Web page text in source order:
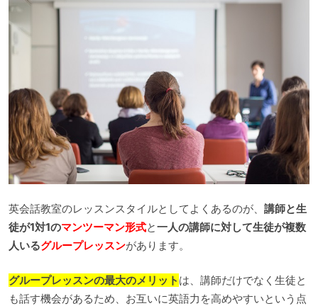
英会話教室のレッスンスタイルとしてよくあるのが、 講師と生
徒が1対1のマンツーマン形式と一人の講師に対して生徒が複数
人いるグループレッスンがあります。
グループレッスンの最大のメリット は、講師だけでなく生徒と
も話す機会があるため、お互いに英語力を高めやすいという点